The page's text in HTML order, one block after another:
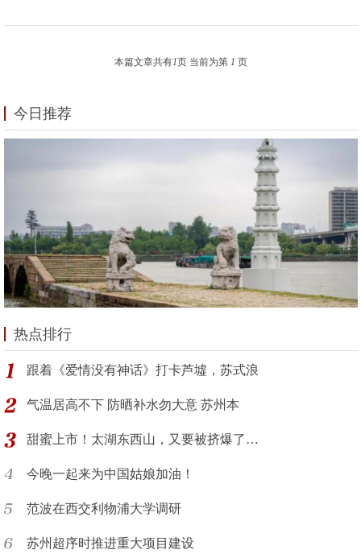
本篇文章共有1页 当前为第 1 页
今日推荐
热点排行
跟着《爱情没有神话》打卡芦墟，苏式浪
气温居高不下 防晒补水勿大意 苏州本
甜蜜上市！太湖东西山，又要被挤爆了…
今晚一起来为中国姑娘加油！
范波在西交利物浦大学调研
苏州超序时推进重大项目建设